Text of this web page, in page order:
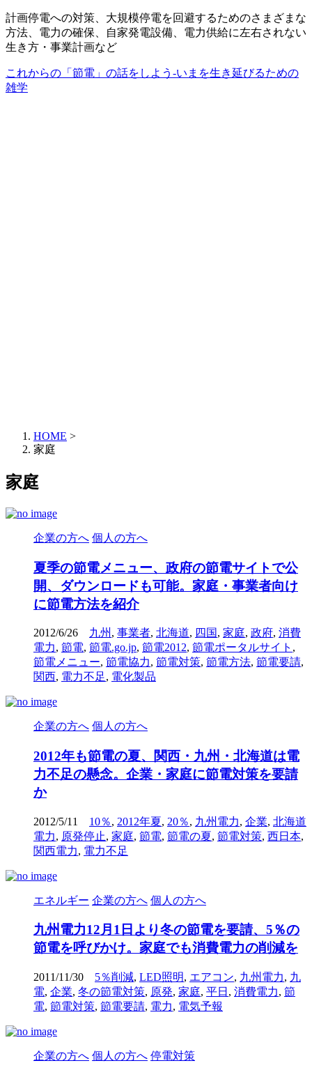
計画停電への対策、大規模停電を回避するためのさまざまな
方法、電力の確保、自家発電設備、電力供給に左右されない
生き方・事業計画など
これからの「節電」の話をしよう-いまを生き延びるための
雑学
HOME >
家庭
家庭
企業の方へ 個人の方へ
夏季の節電メニュー、政府の節電サイトで公
開、ダウンロードも可能。家庭・事業者向け
に節電方法を紹介
2012/6/26 九州 , 事業者, 北海道, 四国, 家庭, 政府, 消費
電力, 節電, 節電.go.jp, 節電2012, 節電ポータルサイト ,
節電メニュー, 節電協力, 節電対策, 節電方法, 節電要請,
関西, 電力不足, 電化製品
企業の方へ 個人の方へ
2012年も節電の夏、関西・九州・北海道は電
力不足の懸念。企業・家庭に節電対策を要請
か
2012/5/11 10％, 2012年夏, 20％, 九州電力, 企業, 北海道
電力, 原発停止, 家庭, 節電, 節電の夏, 節電対策, 西日本,
関西電力, 電力不足
エネルギー 企業の方へ 個人の方へ
九州電力12月1日より冬の節電を要請、5％の
節電を呼びかけ。家庭でも消費電力の削減を
2011/11/30 5％削減, LED照明, エアコン, 九州電力, 九
電, 企業, 冬の節電対策, 原発, 家庭, 平日 , 消費電力, 節
電, 節電対策, 節電要請, 電力, 電気予報
企業の方へ 個人の方へ 停電対策